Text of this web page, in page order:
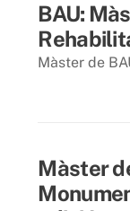
BAU:
Màster de
Màster